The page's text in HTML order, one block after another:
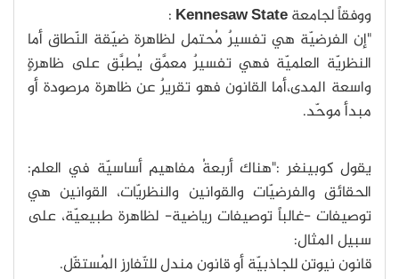
ووفقاً لجامعة
:
"إن الفرضيّة هي تفسيرٌ مُحتمل لظاهرة ضيّقة النّطاق أما
النظريّة العلميّة فهي تفسيرٌ معمَّق يُطبَّق على ظاهرةٍ
واسعة المدى،أما القانون فهو تقريرٌ عن ظاهرة مرصودة أو
مبدأ موحّد.
يقول كوبينغر :"هناك أربعةُ مفاهيم أساسيّة في العلم:
الحقائق والفرضيّات والقوانين والنظريّات، القوانين هي
توصيفات -غالباً توصيفات رياضية- لظاهرة طبيعيّة، على
سبيل المثال:
قانون نيوتن للجاذبيّة أو قانون مندل للتّفارزِ المُستقّل.